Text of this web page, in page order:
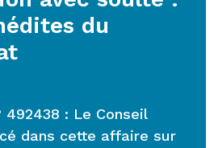
du
492438 : Le Conseil
dans cette affaire sur